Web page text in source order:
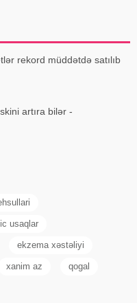
rekord müddətdə satılıb
artıra bilər -
usaqlar
ekzema xəstəliyi
xanim az qogal